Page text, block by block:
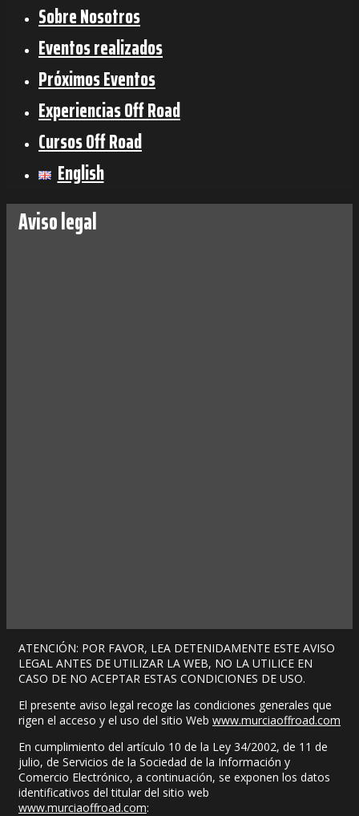
Sobre Nosotros
Eventos realizados
Próximos Eventos
Experiencias Off Road
Cursos Off Road
English
Aviso legal
ATENCIÓN: POR FAVOR, LEA DETENIDAMENTE ESTE AVISO
LEGAL ANTES DE UTILIZAR LA WEB, NO LA UTILICE EN
CASO DE NO ACEPTAR ESTAS CONDICIONES DE USO.
El presente aviso legal recoge las condiciones generales que
rigen el acceso y el uso del sitio Web www.murciaoffroad.com
En cumplimiento del artículo 10 de la Ley 34/2002, de 11 de
julio, de Servicios de la Sociedad de la Información y
Comercio Electrónico, a continuación, se exponen los datos
identificativos del titular del sitio web
www.murciaoffroad.com: